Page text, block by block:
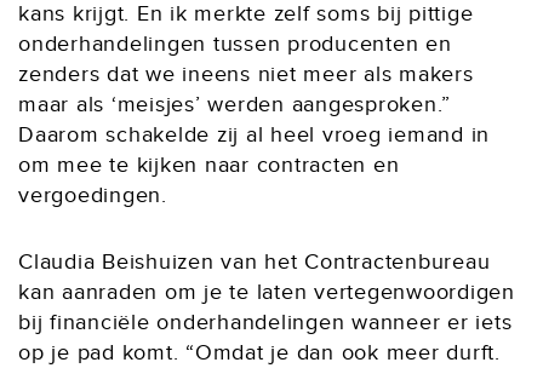
kans krijgt. En ik merkte zelf soms bij pittige
onderhandelingen tussen producenten en
zenders dat we ineens niet meer als makers
maar als ‘meisjes’ werden aangesproken.”
Daarom schakelde zij al heel vroeg iemand in
om mee te kijken naar contracten en
vergoedingen.
Claudia Beishuizen van het Contractenbureau
kan aanraden om je te laten vertegenwoordigen
bij financiële onderhandelingen wanneer er iets
op je pad komt. “Omdat je dan ook meer durft.